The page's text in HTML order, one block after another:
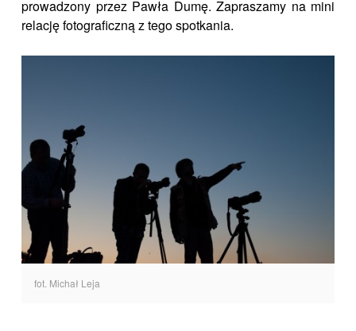
prowadzony przez Pawła Dumę. Zapraszamy na mini
relację fotograficzną z tego spotkania.
fot. Michał Leja